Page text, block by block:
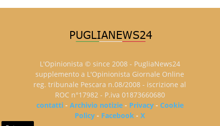
L'Opinionista © since 2008 - PugliaNews24
supplemento a L'Opinionista Giornale Online
reg. tribunale Pescara n.08/2008 - iscrizione al
ROC n°17982 - P.iva 01873660680
contatti- Archivio notizie- Privacy- Cookie
Policy - Facebook -X